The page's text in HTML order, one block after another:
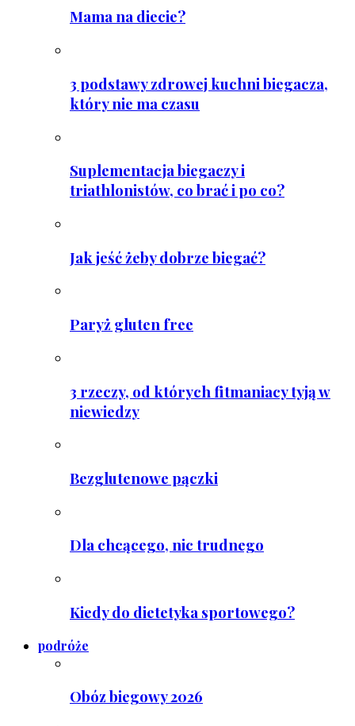
Mama na diecie?
3 podstawy zdrowej kuchni biegacza,
który nie ma czasu
Suplementacja biegaczy i
triathlonistów, co brać i po co?
Jak jeść żeby dobrze biegać?
Paryż gluten free
3 rzeczy, od których fitmaniacy tyją w
niewiedzy
Bezglutenowe pączki
Dla chcącego, nic trudnego
Kiedy do dietetyka sportowego?
podróże
Obóz biegowy 2026